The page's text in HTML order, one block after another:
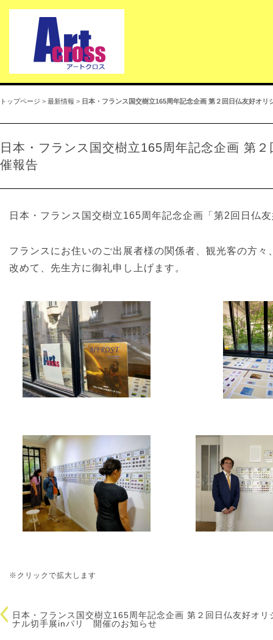
トップページ > 最新情報 > 日本・フランス国交樹立165周年記念企画 第２回日仏友好オ
日本・フランス国交樹立165周年記念企画 第
催報告
日本・フランス国交樹立165周年記念企画「第2回日仏
フランスにお住いのご出展者様の関係者、観光客の方
改めて、先生方に御礼申し上げます。
※クリックで拡大します
日本・フランス国交樹立165周年記念企画 第２回日仏友好オリ
ナル切手展inパリ 開催のお知らせ